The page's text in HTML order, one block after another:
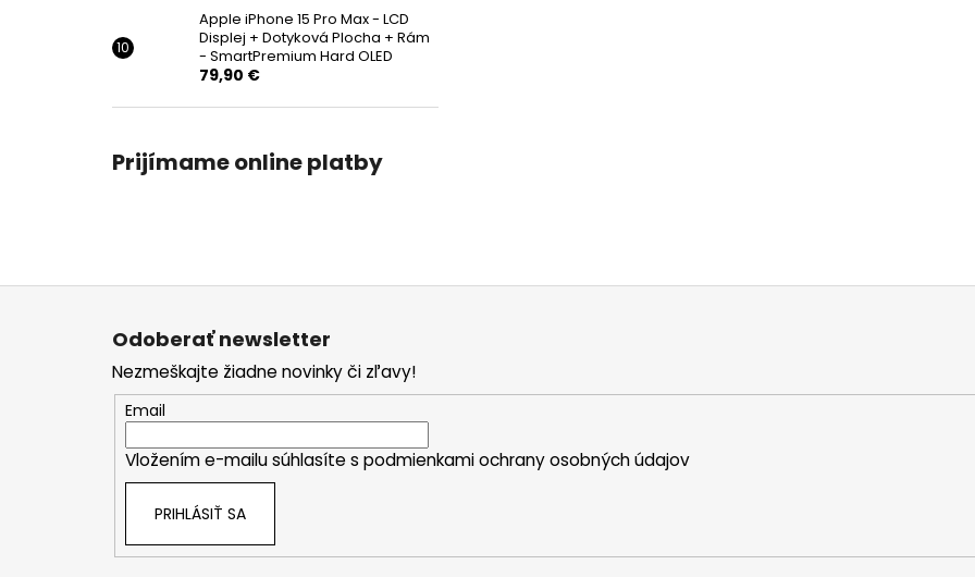
Apple iPhone 15 Pro Max - LCD
Displej + Dotyková Plocha + Rám
- SmartPremium Hard OLED
79,90 €
Prijímame online platby
Z
Odoberať newsletter
Nezmeškajte žiadne novinky či zľavy!
Email
Vložením e-mailu súhlasíte s podmienkami ochrany osobných údajov
PRIHLÁSIŤ SA